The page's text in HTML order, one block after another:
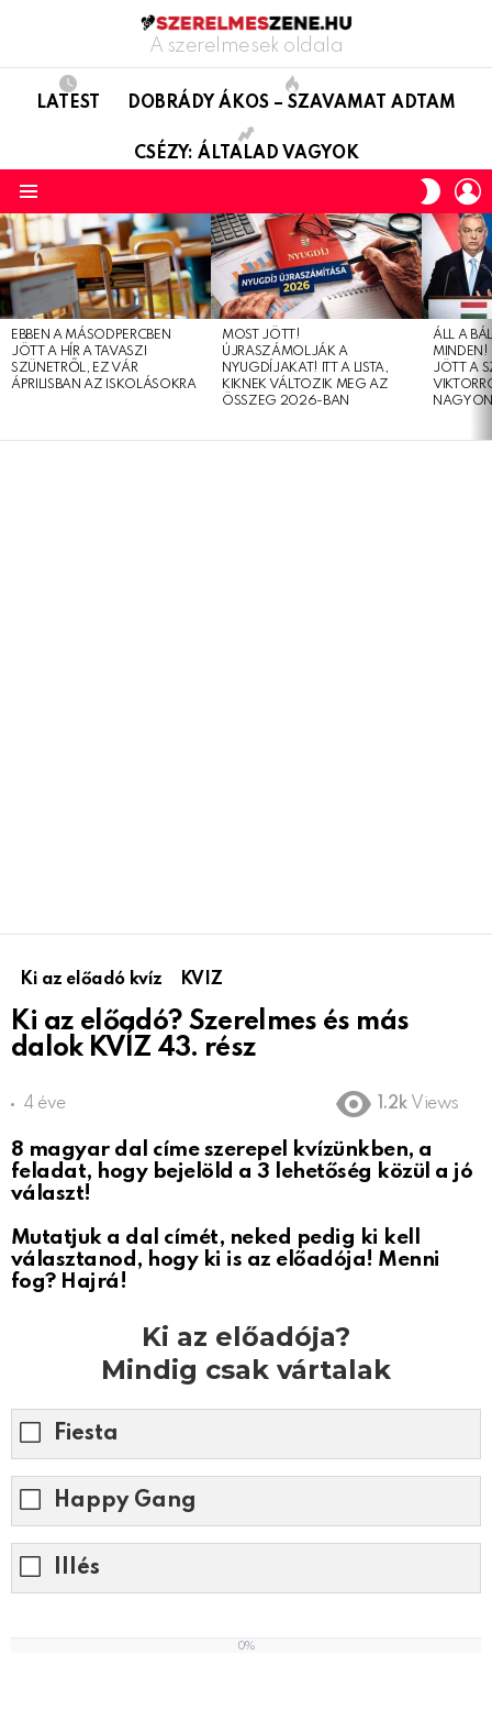
A szerelmesek oldala
LATEST DOBRÁDY ÁKOS – SZAVAMAT ADTAM
CSÉZY: ÁLTALAD VAGYOK
SKIN
LATEST
STORIES
EBBEN A MÁSODPERCBEN
JÖTT A HÍR A TAVASZI
SZÜNETRŐL, EZ VÁR
ÁPRILISBAN AZ ISKOLÁSOKRA
MOST JÖTT!
ÚJRASZÁMOLJÁK A
NYUGDÍJAKAT! ITT A LISTA,
KIKNEK VÁLTOZIK MEG AZ
ÖSSZEG 2026-BAN
ÁLL A
MINDEN!
JÖTT A
Ki az előadó kvíz KVIZ
Ki az előadó? Szerelmes és más
dalok KVÍZ 43. rész
4 éve 1.2k Views
8 magyar dal címe szerepel kvízünkben, a
feladat, hogy bejelöld a 3 lehetőség közül a jó
választ!
Mutatjuk a dal címét, neked pedig ki kell
választanod, hogy ki is az előadója! Menni
fog? Hajrá!
Ki az előadója?
Mindig csak vártalak
Fiesta
Happy Gang
Illés
0%